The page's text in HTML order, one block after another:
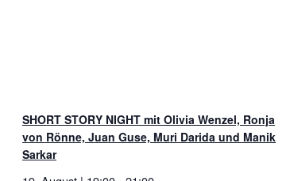
SHORT STORY NIGHT mit Olivia Wenzel, Ronja
von Rönne, Juan Guse, Muri Darida und Manik
Sarkar